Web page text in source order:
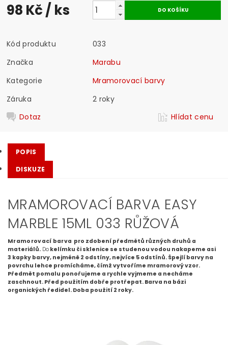
98 Kč/ ks
Kód produktu
033
Značka
Marabu
Kategorie
Mramorovací barvy
Záruka
2 roky
Dotaz
Hlídat cenu
POPIS
DISKUZE
MRAMOROVACÍ BARVA EASY
MARBLE 15ML 033 RŮŽOVÁ
Mramorovací barva pro zdobení předmětů různých druhů a
materiálů. Do kelímku či sklenice se studenou vodou nakapeme asi
3 kapky barvy, nejméně 2 odstíny, nejvíce 5 odstínů. Špejlí barvy na
povrchu lehce promícháme, čímž vytvoříme mramorový vzor.
Předmět pomalu ponořujeme a rychle vyjmeme a necháme
zaschnout. Před použitím dobře protřepat. Barva na bázi
organických ředidel. Doba použití 2 roky.